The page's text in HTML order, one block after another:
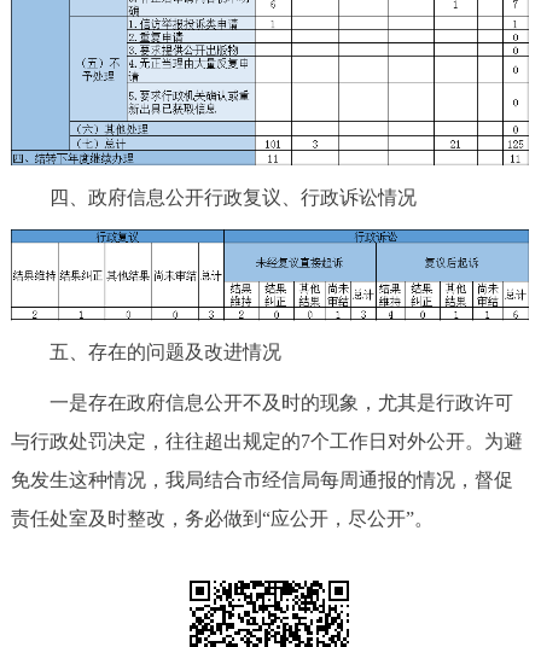
四、政府信息公开行政复议、行政诉讼情况
五、存在的问题及改进情况
一是存在政府信息公开不及时的现象，尤其是行政许可
与行政处罚决定，往往超出规定的7个工作日对外公开。为避
免发生这种情况，我局结合市经信局每周通报的情况，督促
责任处室及时整改，务必做到“应公开，尽公开”。